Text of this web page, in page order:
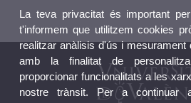
La teva privacitat és important
t'informem que utilitzem cookies
realitzar anàlisis d'ús i mesurament
amb la finalitat de
proporcionar funcionalitats a les
nostre trànsit. Per a continuar